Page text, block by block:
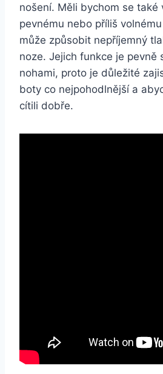
nošení. ‌Měli bychom se také
pevnému ⁢nebo​ příliš
může způsobit nepříjemný
noze. Jejich funkce je pevně‌
nohami, proto je důležité
boty co nejpohodlnější a
cítili dobře.